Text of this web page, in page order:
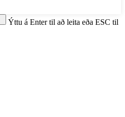
Ýttu á Enter til að leita eða ESC til